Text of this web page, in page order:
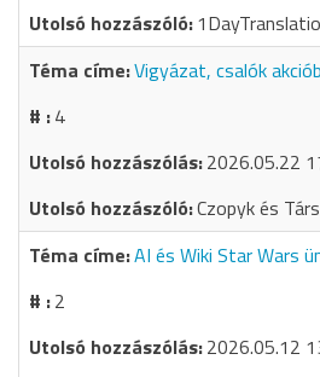
Vigyázat, csalók
4
2026.05.22
Czopyk és
AI és Wiki Star Wars
2
2026.05.12